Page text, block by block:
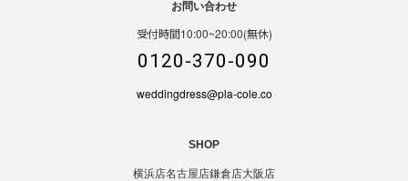
お問い合わせ
受付時間10:00~20:00(無休)
0120-370-090
weddingdress@pla-cole.co
SHOP
横浜店名古屋店鎌倉店大阪店